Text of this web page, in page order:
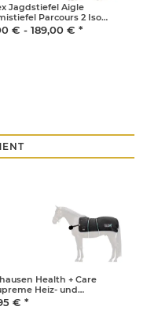
Jagdstiefel Aigle
Parcours 2 Iso
und gefüttert
€ - 189,00 € *
Health + Care
Heiz- und
€ *